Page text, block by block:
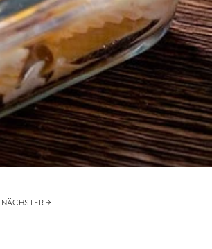
NÄCHSTER →